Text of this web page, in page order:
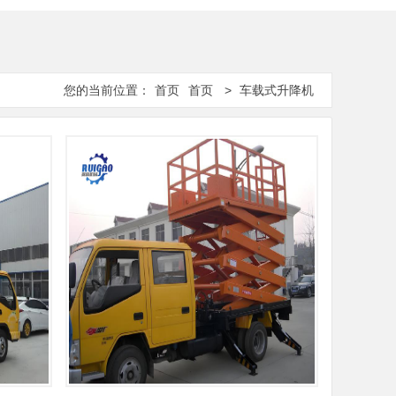
您的当前位置： 首页 首页 > 车载式升降机